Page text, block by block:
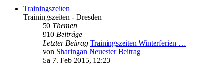
Trainingszeiten
Trainingszeiten - Dresden
50 Themen
910 Beiträge
Letzter Beitrag Trainingszeiten Winterferien …
von Sharingan Neuester Beitrag
Sa 7. Feb 2015, 12:23